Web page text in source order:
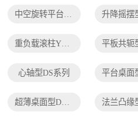
心轴型DS系列